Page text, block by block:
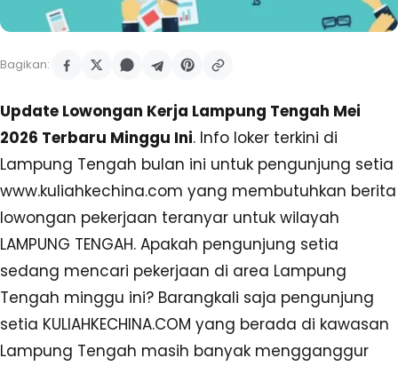
Bagikan:
Update Lowongan Kerja Lampung Tengah Mei
2026 Terbaru Minggu Ini. Info loker terkini di
Lampung Tengah bulan ini untuk pengunjung setia
www.kuliahkechina.com yang membutuhkan berita
lowongan pekerjaan teranyar untuk wilayah
LAMPUNG TENGAH. Apakah pengunjung setia
sedang mencari pekerjaan di area Lampung
Tengah minggu ini? Barangkali saja pengunjung
setia KULIAHKECHINA.COM yang berada di kawasan
Lampung Tengah masih banyak mengganggur